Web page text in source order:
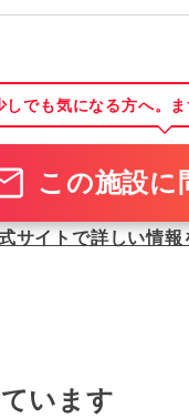
しでも気になる方へ。
この施設に
サイトで詳しい情
います